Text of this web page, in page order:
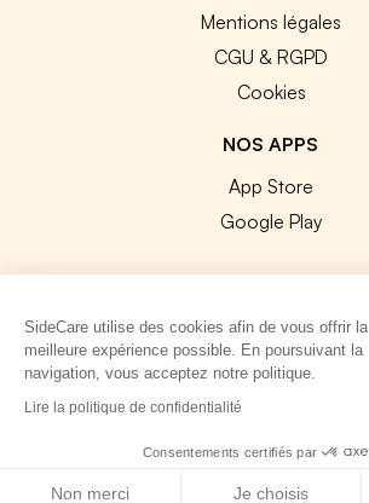
Mentions légales
CGU & RGPD
Cookies
NOS APPS
App Store
Google Play
© 2026 SideCare. Tous droits
SideCare utilise des cookies afin de vous offrir la
meilleure expérience possible. En poursuivant la
navigation, vous acceptez notre politique.
Lire la politique de confidentialité
Consentements certifiés par
Non merci Je choisis